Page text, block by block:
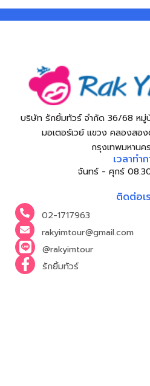
บริษัท รักยิ้มทัวร์ จำกัด 36/68 หมู่
มอเตอร์เวย์ แขวง คลองสอ
กรุงเทพมหานค
เวลาทำ
จันทร์ - ศุกร์
ติดต่อเ
02-1717963
rakyimtour@gmail.com
@rakyimtour
รักยิ้มทัวร์